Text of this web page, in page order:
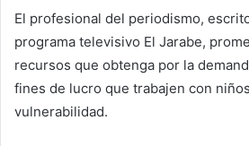
El profesional del periodismo,
programa televisivo El Jarabe,
recursos que obtenga por la
fines de lucro que trabajen con
vulnerabilidad.